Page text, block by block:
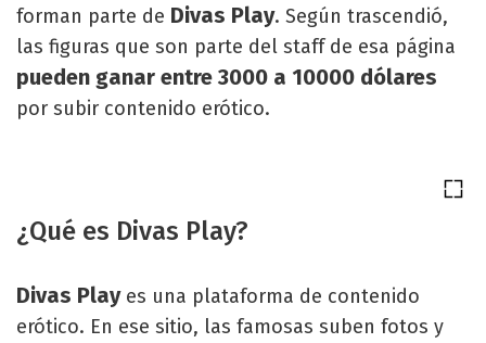
forman parte de Divas Play. Según trascendió,
las figuras que son parte del staff de esa página
pueden ganar entre 3000 a 10000 dólares
por subir contenido erótico.
¿Qué es Divas Play?
Divas Play es una plataforma de contenido
erótico. En ese sitio, las famosas suben fotos y